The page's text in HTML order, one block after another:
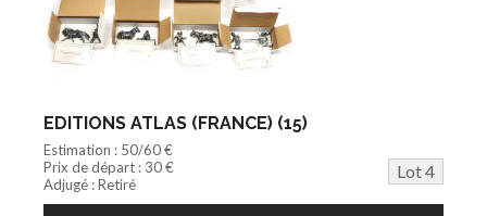
EDITIONS ATLAS (FRANCE) (15)
Estimation : 50/60 €
Prix de départ : 30 €
Lot 4
Adjugé : Retiré